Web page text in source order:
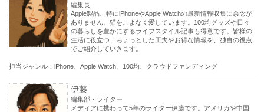
編集長
Apple製品、特にiPhoneやApple Watchの最新情報収集に余念が
ありません。猫をこよなく愛しています。100均グッズや日々
の暮らしを豊かにするライフスタイル記事も得意です。皆様の
生活に役立つ、ちょっとした工夫やお得な情報を、独自の視点
でご紹介していきます。
担当ジャンル：iPhone、Apple Watch、100均、クラウドファンディング
伊藤
編集部・ライター
メディアに携わって5年のライター伊藤です。アメリカや中国